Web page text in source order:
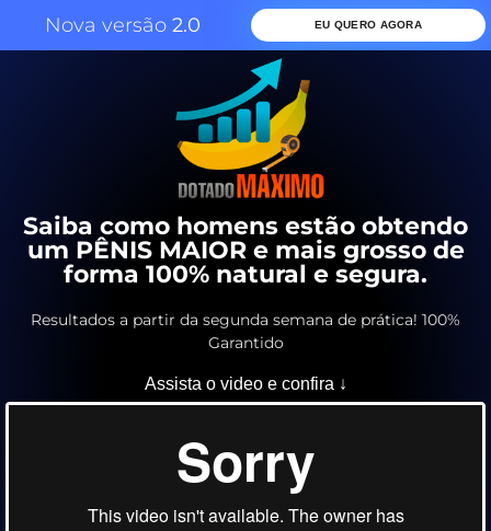
Nova versão 2.0 EU QUERO AGORA
Saiba como homens estão obtendo
um PÊNIS MAIOR e mais grosso de
forma 100% natural e segura.
Resultados a partir da segunda semana de prática! 100%
Garantido
Assista o video e confira ↓